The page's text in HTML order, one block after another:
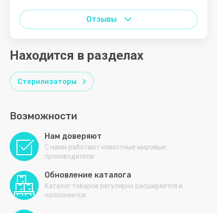
ВОСХОД
ГРИЛЬ-
ГРОДТОРГМАШ
Инициатива
Отзывы
Находится в разделах
Стерилизаторы
Возможности
Нам доверяют
С нами работают известные мировые
производители
Обновление каталога
Каталог товаров регулярно расширяется и
пополняется